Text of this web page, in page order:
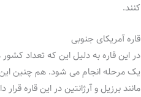
کنند.
قاره آمریکای جنوبی
در این قاره به دلیل این که تعداد
مانند برزیل و آرژانتین در این قاره